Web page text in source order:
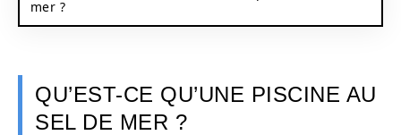
mer ?
QU’EST-CE QU’UNE PISCINE AU
SEL DE MER ?